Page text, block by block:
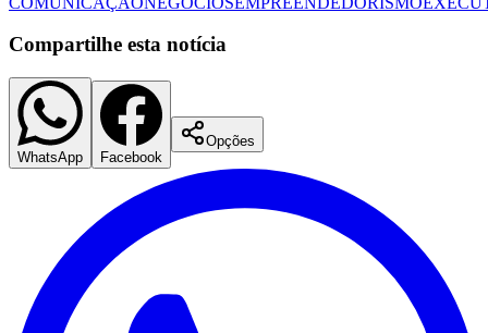
Entre no Canal do
Receba as notícias do
direto no celular. Grátis e
sem spam.